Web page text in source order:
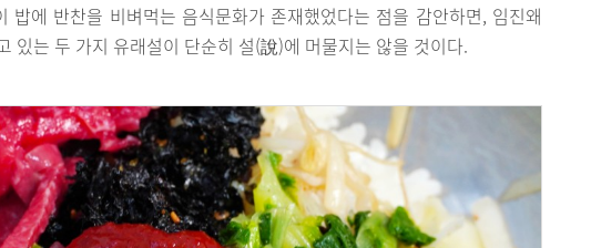
밥에 반찬을 비벼먹는 음식문화가 존재했었다는 점을 감안하면, 임진왜
있는 두 가지 유래설이 단순히 설(說)에 머물지는 않을 것이다.